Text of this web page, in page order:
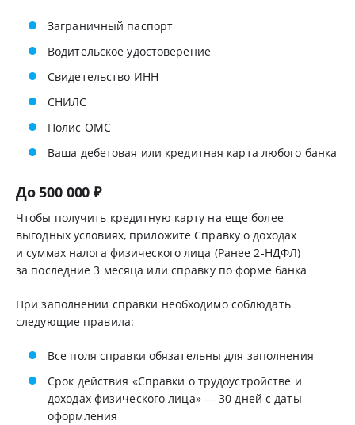
Заграничный паспорт
Водительское удостоверение
Свидетельство ИНН
СНИЛС
Полис ОМС
Ваша дебетовая или кредитная карта любого банка
До 500 000 ₽
Чтобы получить кредитную карту на еще более
выгодных условиях, приложите Справку о доходах
и суммах налога физического лица (Ранее 2-НДФЛ)
за последние 3 месяца или справку по форме банка
При заполнении справки необходимо соблюдать
следующие правила:
Все поля справки обязательны для заполнения
Срок действия «Справки о трудоустройстве и
доходах физического лица» — 30 дней с даты
оформления